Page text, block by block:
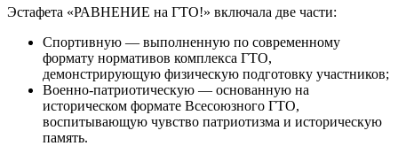
Эстафета «РАВНЕНИЕ на ГТО!» включала две части:
Спортивную — выполненную по современному
формату нормативов комплекса ГТО,
демонстрирующую физическую подготовку участников;
Военно-патриотическую — основанную на
историческом формате Всесоюзного ГТО,
воспитывающую чувство патриотизма и историческую
память.